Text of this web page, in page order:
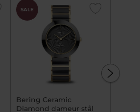
SALE
Bering Ceramic
Diamond dameur stål